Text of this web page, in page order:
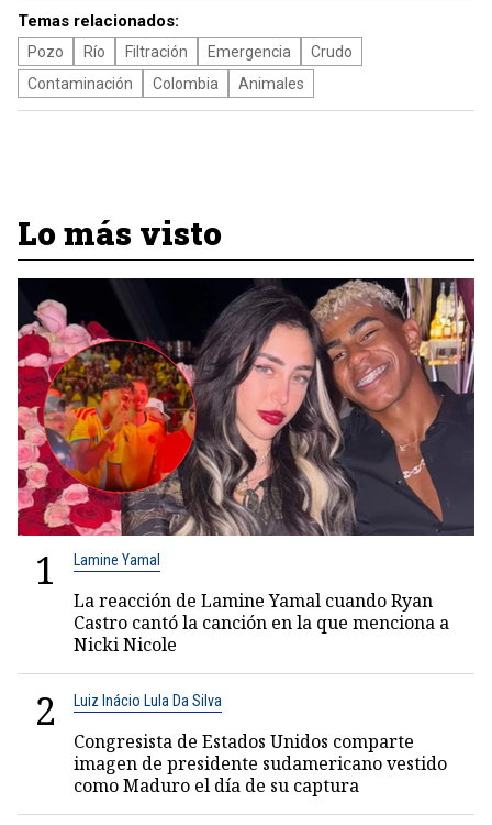
Temas relacionados:
Pozo Río Filtración Emergencia
Crudo
Contaminación
Colombia Animales
Lo más visto
1 Lamine Yamal
La reacción de Lamine Yamal cuando Ryan
Castro cantó la canción en la que menciona a
Nicki Nicole
2 Luiz Inácio Lula Da Silva
Congresista de Estados Unidos comparte
imagen de presidente sudamericano vestido
como Maduro el día de su captura